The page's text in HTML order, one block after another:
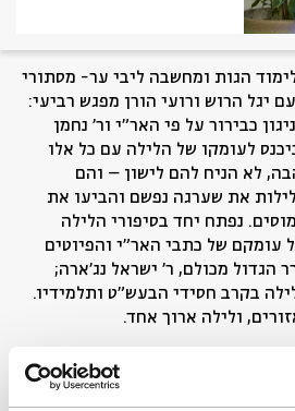
הגות ומחשבה ליבי ער- מסתורי
יגל הרוש ורועי הורן מפגש רביעי:
כבירור על פי האר"י ור' נחמן
לעומקו של הלילה עם כל אלו
לא הניח להם לישון – והם
את שערגה נפשם והביעו את
נפתח יחד בסיפורי הלילה
עומקם של כתבי האר"י והפיוטים
הגדול מכולם, ר' ישראל נג'ארה;
בקרב חסידי הבעש"ט ותלמידיו.
ולילה ארוך אחד.